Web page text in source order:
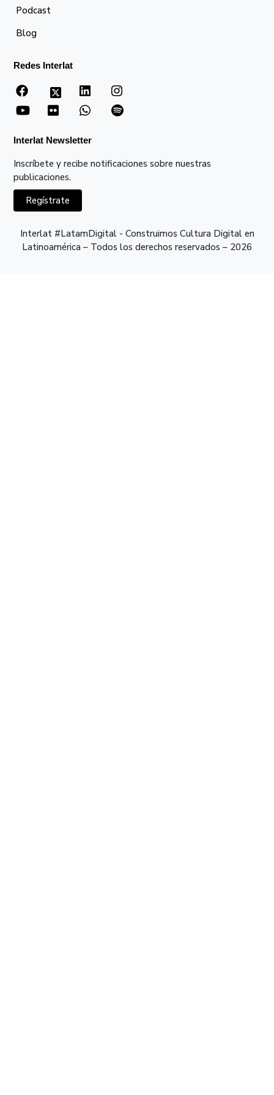
Podcast
Blog
Redes Interlat
Interlat Newsletter
Inscríbete y recibe notificaciones sobre nuestras
publicaciones.
Regístrate
Interlat #LatamDigital - Construimos Cultura Digital en
Latinoamérica – Todos los derechos reservados – 2026